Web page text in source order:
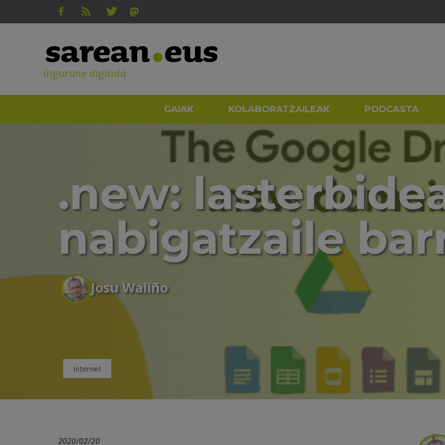
ingurune digitala
GAIAK KOLABORATZAILEAK PODCASTA
.new:
nabigatzaile
Josu Waliño
Internet
2020/02/20